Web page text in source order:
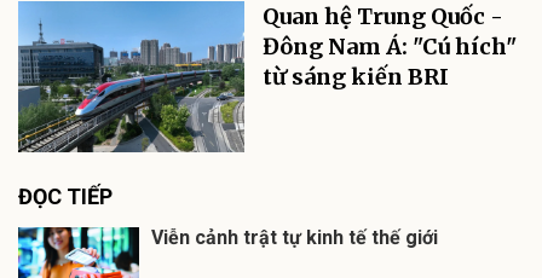
Quan hệ Trung Quốc -
Đông Nam Á: "Cú hích"
từ sáng kiến BRI
ĐỌC TIẾP
Viễn cảnh trật tự kinh tế thế giới